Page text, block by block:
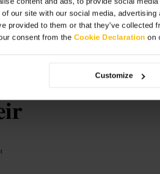
our site with our social media,
provided to them or that they’ve
consent from the Cookie Declaration on
Customize
met een bezoek aan de Royal
en laagjes kleding tegen wind.